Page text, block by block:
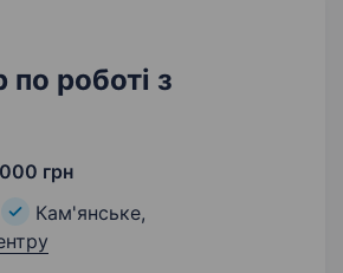
роботі з
грн
Кам'янське,